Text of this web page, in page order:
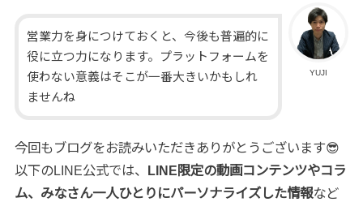
YUJI
営業力を身につけておくと、今後も普遍的に
役に立つ力になります。プラットフォームを
使わない意義はそこが一番大きいかもしれ
ませんね
今回もブログをお読みいただきありがとうございます😎
以下のLINE公式では、
LINE限定の動画コンテンツやコラ
ム、みなさん一人ひとりにパーソナライズした情報など